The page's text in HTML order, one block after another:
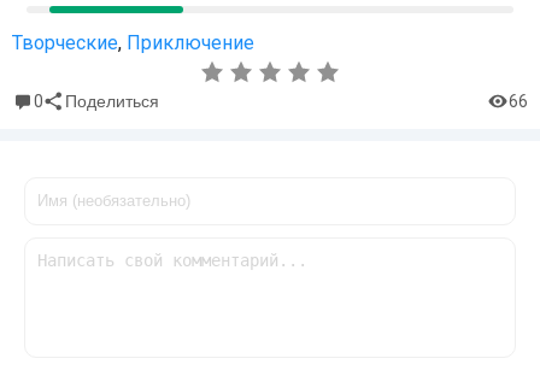
Творческие, Приключение
0 Поделиться 66